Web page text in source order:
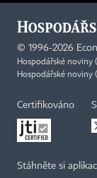
© 1996-2026
Hospodářské
Hospodářské noviny
Certifikováno
Stáhněte si